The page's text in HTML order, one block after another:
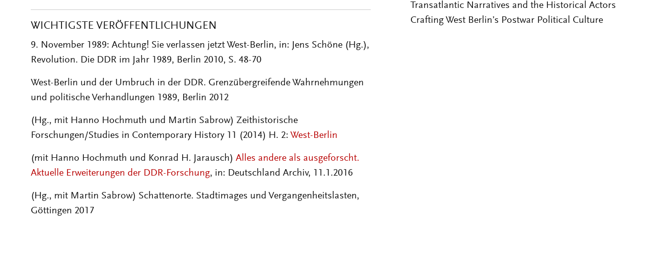
WICHTIGSTE VERÖFFENTLICHUNGEN
9. November 1989: Achtung! Sie verlassen jetzt West-Berlin, in: Jens Schöne (Hg.),
Revolution. Die DDR im Jahr 1989, Berlin 2010, S. 48-70
West-Berlin und der Umbruch in der DDR. Grenzübergreifende Wahrnehmungen
und politische Verhandlungen 1989, Berlin 2012
(Hg., mit Hanno Hochmuth und Martin Sabrow) Zeithistorische
Forschungen/Studies in Contemporary History 11 (2014) H. 2: West-Berlin
(mit Hanno Hochmuth und Konrad H. Jarausch) Alles andere als ausgeforscht.
Aktuelle Erweiterungen der DDR-Forschung, in: Deutschland Archiv, 11.1.2016
(Hg., mit Martin Sabrow) Schattenorte. Stadtimages und Vergangenheitslasten,
Göttingen 2017
Transatlantic Narratives and the Historical Actors
Crafting West Berlin’s Postwar Political Culture